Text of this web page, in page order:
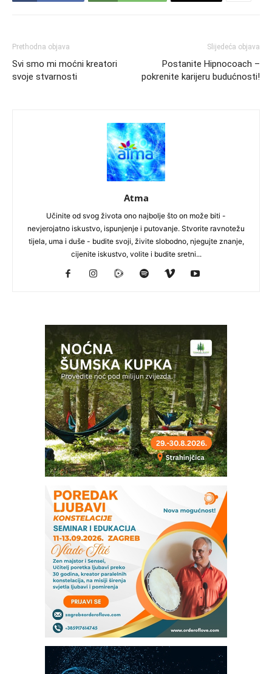
Prethodna objava
Svi smo mi moćni kreatori
svoje stvarnosti
Slijedeća objava
Postanite Hipnocoach –
pokrenite karijeru budućnosti!
Atma
Učinite od svog života ono najbolje što on može biti -
nevjerojatno iskustvo, ispunjenje i putovanje. Stvorite ravnotežu
tijela, uma i duše - budite svoji, živite slobodno, njegujte znanje,
cijenite iskustvo, volite i budite sretni...